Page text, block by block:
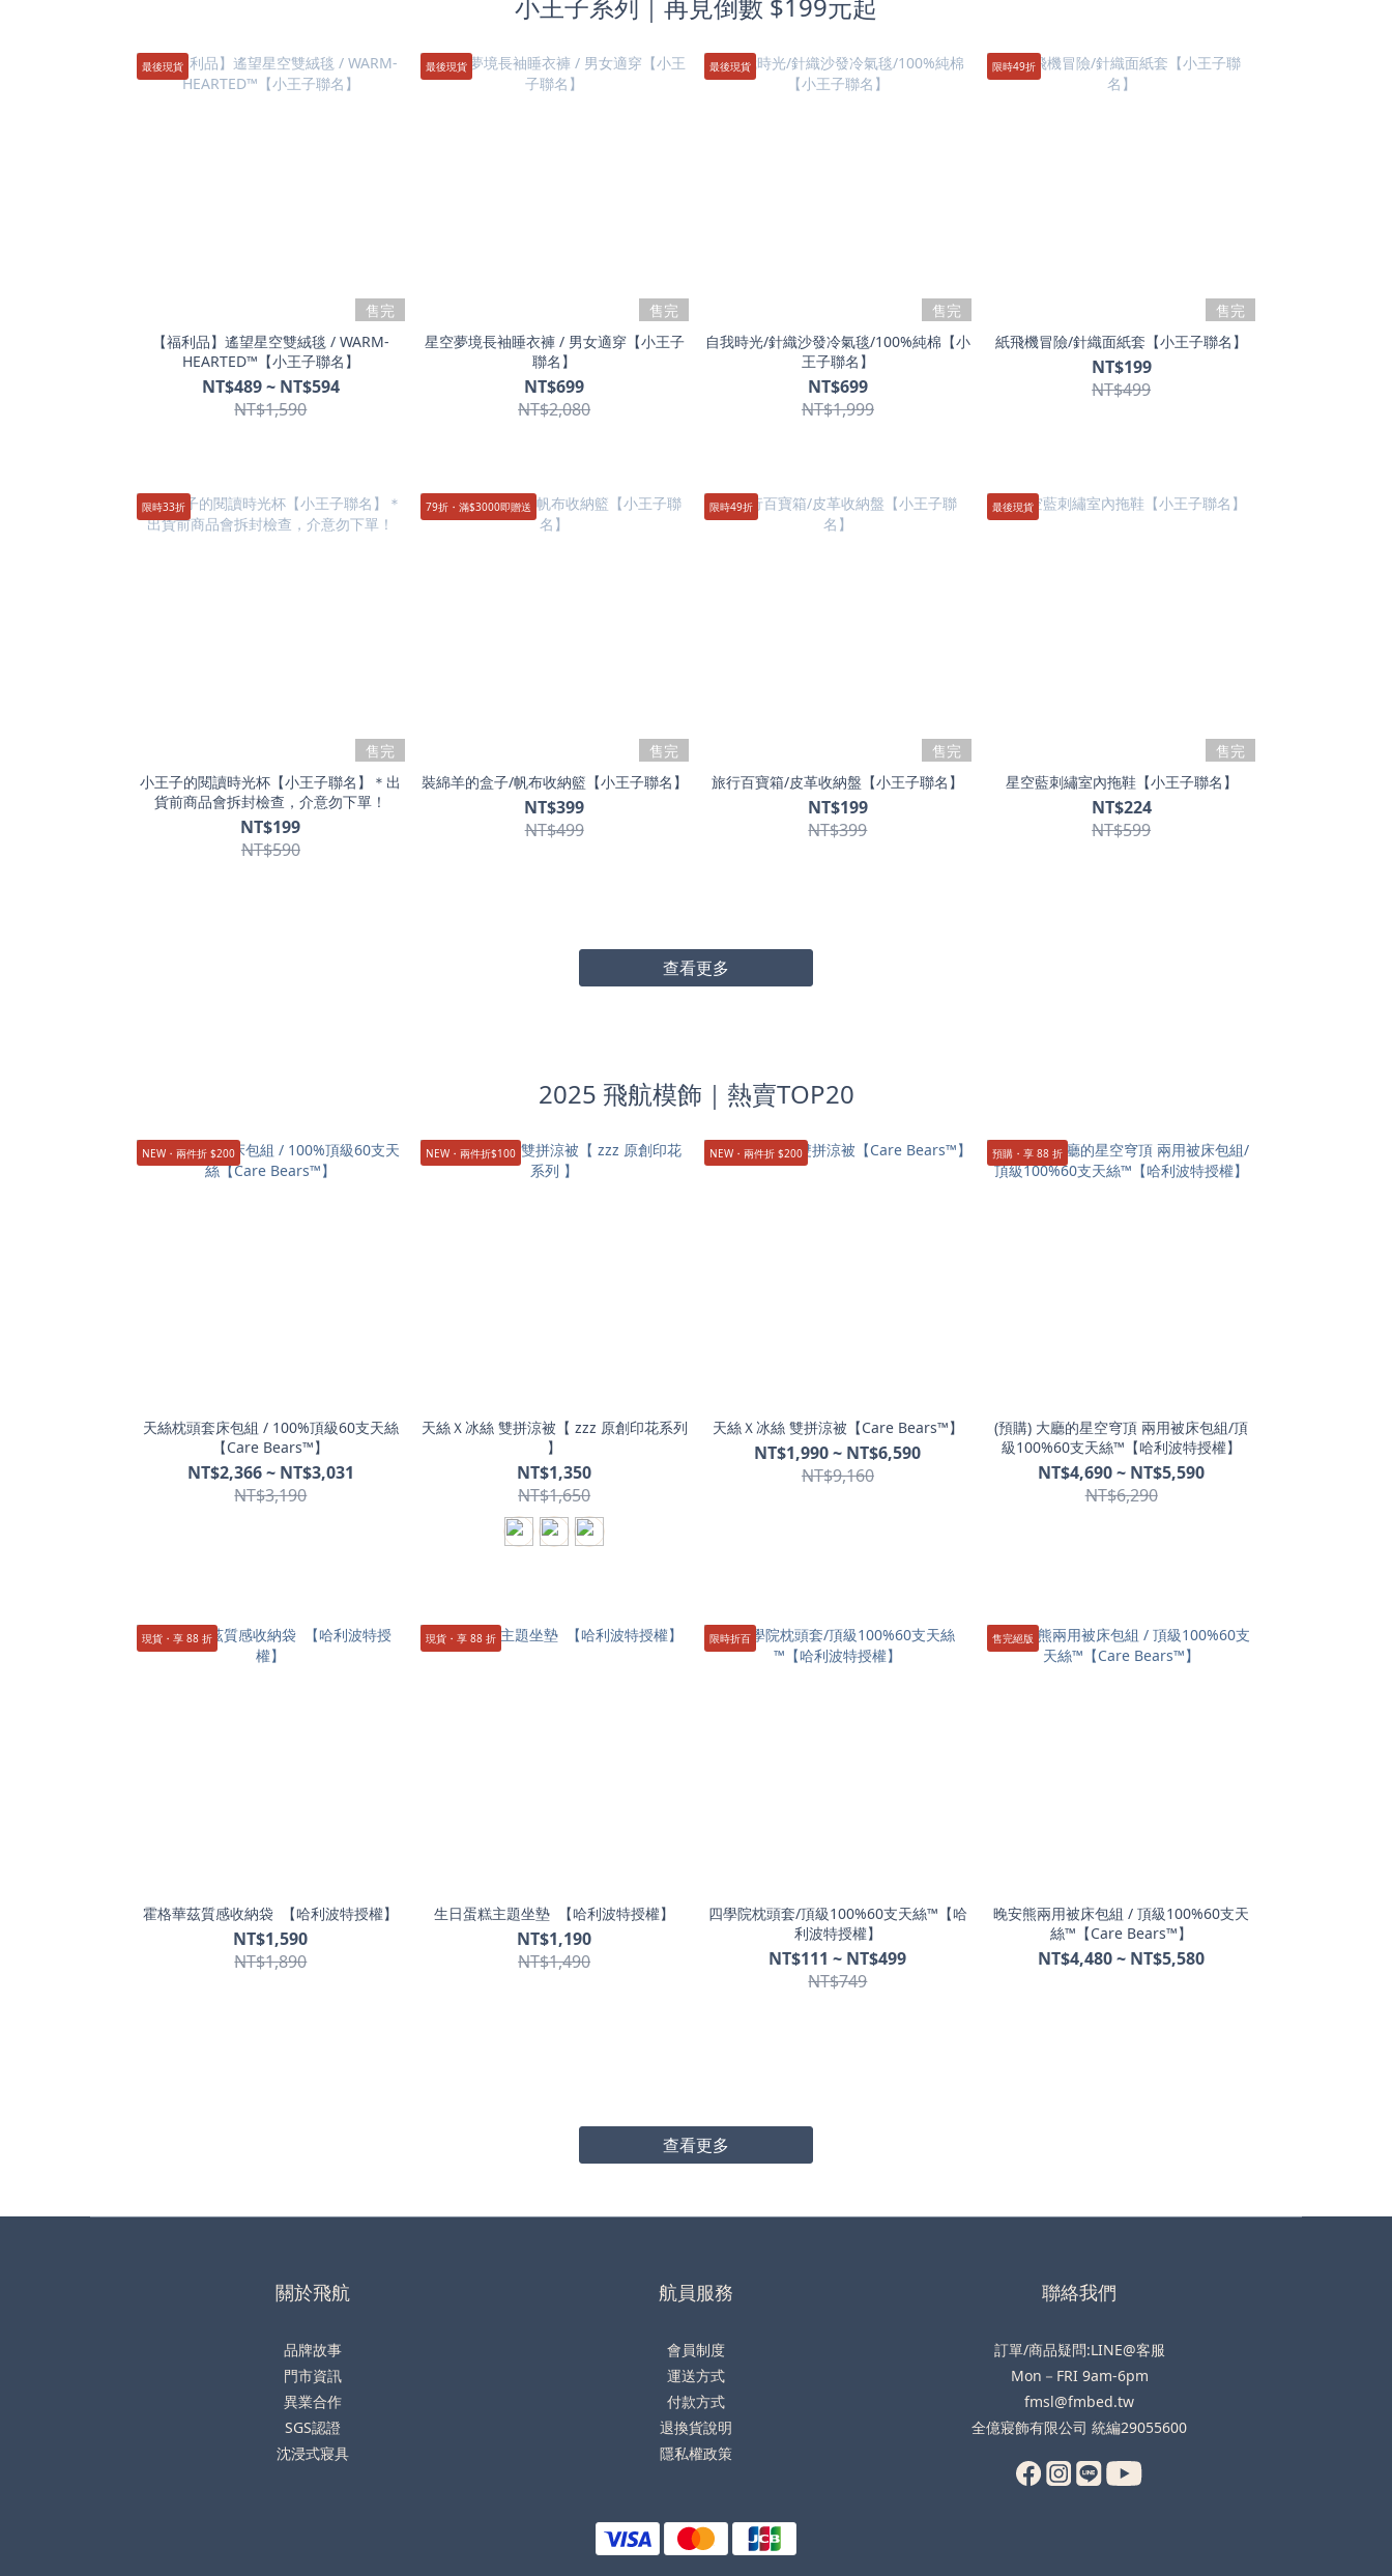
最後現貨
售完
【福利品】遙望星空雙絨毯 / WARM-
HEARTED™【小王子聯名】
NT$489 ~ NT$594
NT$1,590
最後現貨
售完
星空夢境長袖睡衣褲 / 男女適穿【小王子
聯名】
NT$699
NT$2,080
最後現貨
售完
自我時光/針織沙發冷氣毯/100%純棉【小
王子聯名】
NT$699
NT$1,999
限時49折
售完
紙飛機冒險/針織面紙套【小王子聯名】
NT$199
NT$499
限時33折
售完
小王子的閱讀時光杯【小王子聯名】＊出
貨前商品會拆封檢查，介意勿下單！
NT$199
NT$590
79折・滿$3000即贈送
售完
裝綿羊的盒子/帆布收納籃【小王子聯名】
NT$399
NT$499
限時49折
售完
旅行百寶箱/皮革收納盤【小王子聯名】
NT$199
NT$399
最後現貨
售完
星空藍刺繡室內拖鞋【小王子聯名】
NT$224
NT$599
查看更多
2025 飛航模飾｜熱賣TOP20
NEW・兩件折 $200
天絲枕頭套床包組 / 100%頂級60支天絲
【Care Bears™】
NT$2,366 ~ NT$3,031
NT$3,190
NEW・兩件折$100
天絲Ｘ冰絲 雙拼涼被【 zzz 原創印花系列
】
NT$1,350
NT$1,650
NEW・兩件折 $200
天絲Ｘ冰絲 雙拼涼被【Care Bears™】
NT$1,990 ~ NT$6,590
NT$9,160
預購・享 88 折
(預購) 大廳的星空穹頂 兩用被床包組/頂
級100%60支天絲™【哈利波特授權】
NT$4,690 ~ NT$5,590
NT$6,290
現貨・享 88 折
霍格華茲質感收納袋 【哈利波特授權】
NT$1,590
NT$1,890
現貨・享 88 折
生日蛋糕主題坐墊 【哈利波特授權】
NT$1,190
NT$1,490
限時折百
四學院枕頭套/頂級100%60支天絲™【哈
利波特授權】
NT$111 ~ NT$499
NT$749
售完絕版
晚安熊兩用被床包組 / 頂級100%60支天
絲™【Care Bears™】
NT$4,480 ~ NT$5,580
查看更多
關於飛航
品牌故事
門市資訊
異業合作
SGS認證
沈浸式寢具
航員服務
會員制度
運送方式
付款方式
退換貨說明
隱私權政策
聯絡我們
訂單/商品疑問:LINE@客服
Mon－FRI 9am-6pm
fmsl@fmbed.tw
全億寢飾有限公司 統編29055600